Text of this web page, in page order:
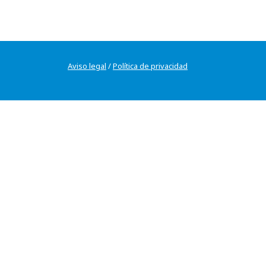
Aviso legal /Política de privacidad